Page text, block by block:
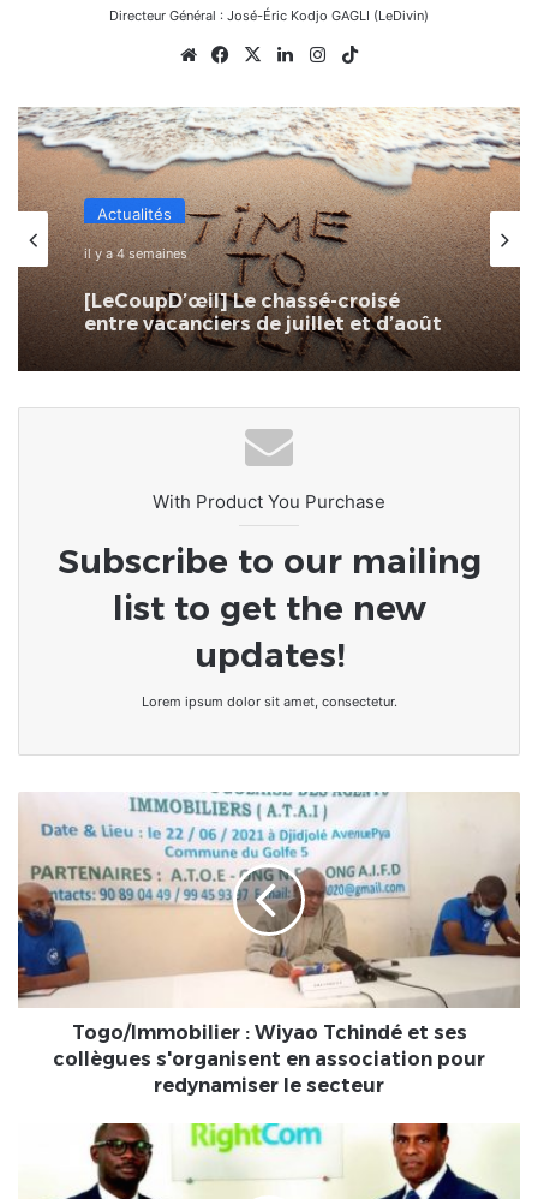
Directeur Général : José-Éric Kodjo GAGLI (LeDivin)
WebsiteFacebook
X LinkedinInstagram
Actualités
il y a 4 semaines
[LeCoupD’œil] Le chassé-croisé
entre vacanciers de juillet et d’août
a commencé.
With Product You Purchase
Subscribe to our mailing
list to get the new
updates!
Lorem ipsum dolor sit amet, consectetur.
Tchindé
et
ses
collègues
s'organisent
en
associationTogo/Immobilier : Wiyao Tchindé et ses
collègues s'organisent en association pour
redynamiser le secteur